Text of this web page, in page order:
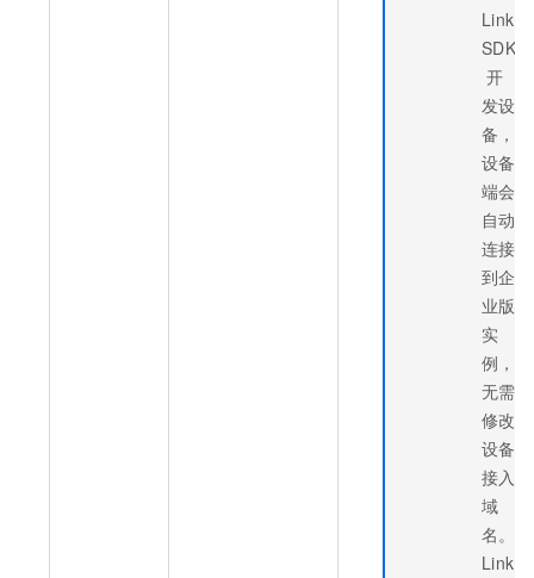
Link
SDK
开
发设
备，
设备
端会
自动
连接
到企
业版
实
例，
无需
修改
设备
接入
域
名。
Link